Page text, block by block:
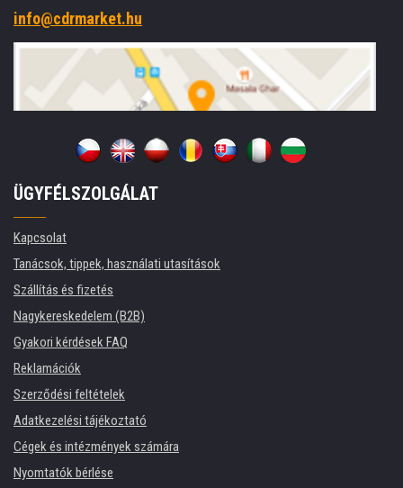
info@cdrmarket.hu
ÜGYFÉLSZOLGÁLAT
Kapcsolat
Tanácsok, tippek, használati utasítások
Szállítás és fizetés
Nagykereskedelem (B2B)
Gyakori kérdések FAQ
Reklamációk
Szerződési feltételek
Adatkezelési tájékoztató
Cégek és intézmények számára
Nyomtatók bérlése